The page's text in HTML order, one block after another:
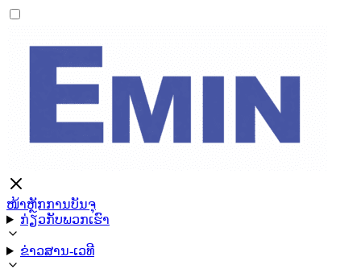
ໜ້າຫຼັກການບັນຈຸ
ກ່ຽວກັບພວກເຮົາ
ຂ່າວສານ-ເວທີ